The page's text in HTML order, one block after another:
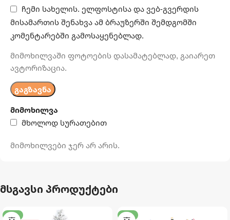
მიმოხილვა
მხოლოდ სურათებით
მიმოხილვები ჯერ არ არის.
ჩემი სახელის. ელფოსტისა და ვებ-გვერდის
მისამართის შენახვა ამ ბრაუზერში შემდგომში
კომენტარებში გამოსაყენებლად.
მიმოხილვაში ფოტოების დასამატებლად, გაიარეთ
ავტორიზაცია.
მსგავსი პროდუქტები
-20%
-32%